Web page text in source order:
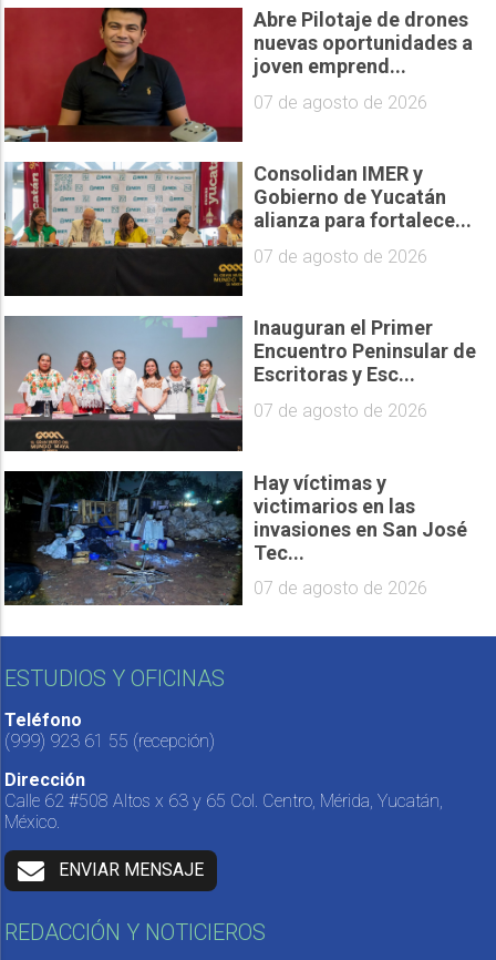
Abre Pilotaje de drones
nuevas oportunidades a
joven emprend...
07 de agosto de 2026
Consolidan IMER y
Gobierno de Yucatán
alianza para fortalece...
07 de agosto de 2026
Inauguran el Primer
Encuentro Peninsular de
Escritoras y Esc...
07 de agosto de 2026
Hay víctimas y
victimarios en las
invasiones en San José
Tec...
07 de agosto de 2026
ESTUDIOS Y OFICINAS
Teléfono
(999) 923 61 55 (recepción)
Dirección
Calle 62 #508 Altos x 63 y 65 Col. Centro, Mérida, Yucatán,
México.
ENVIAR MENSAJE
REDACCIÓN Y NOTICIEROS